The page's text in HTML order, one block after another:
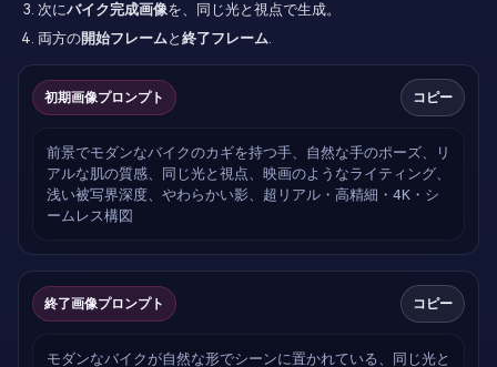
次にバイク完成画像を、同じ光と視点で生成。
両方の開始フレームと 終了フレーム.
初期画像プロンプト コピー
前景でモダンなバイクのカギを持つ手、自然な手のポーズ、リ
アルな肌の質感、同じ光と視点、映画のようなライティング、
浅い被写界深度、やわらかい影、超リアル・高精細・4K・シ
ームレス構図
終了画像プロンプト コピー
モダンなバイクが自然な形でシーンに置かれている、同じ光と